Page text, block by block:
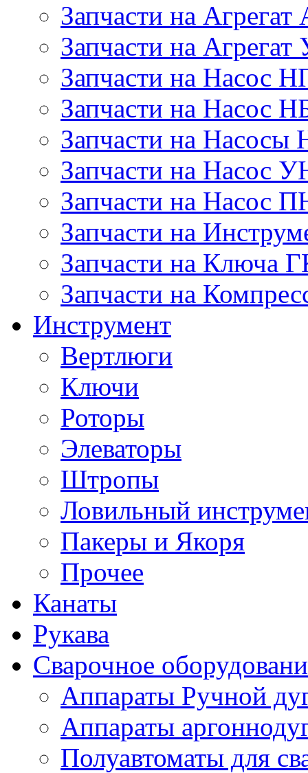
Запчасти на
Запчасти на
Запчасти на Насос
Запчасти на Насос
Запчасти на
Запчасти на Насос
Запчасти на Насос
Запчасти на
Запчасти на Ключа
Запчасти на
Инструмент
Вертлюги
Ключи
Роторы
Элеваторы
Штропы
Ловильный
Пакеры и Якоря
Прочее
Канаты
Рукава
Сварочное
Аппараты Ручной
Аппараты
Полуавтоматы для